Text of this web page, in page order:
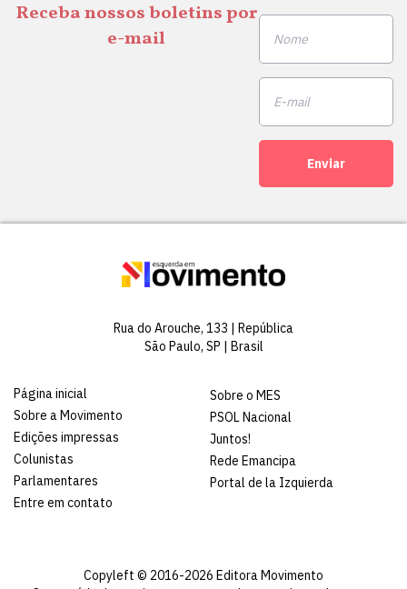
Receba nossos boletins por
e-mail
Enviar
Rua do Arouche, 133 | República
São Paulo, SP | Brasil
Página inicial
Sobre a Movimento
Edições impressas
Colunistas
Parlamentares
Entre em contato
Sobre o MES
PSOL Nacional
Juntos!
Rede Emancipa
Portal de la Izquierda
Copyleft © 2016-2026 Editora Movimento